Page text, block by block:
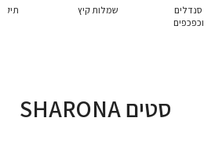
סנדלים
וכפכפים
שמלות קיץ
סטים SHARONA